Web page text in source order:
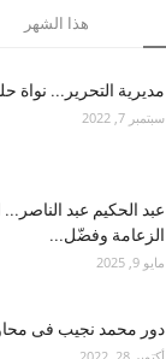
هذا الشهر
مديرية التحرير... نواة
سبتمبر 7, 2022
عبد الحكيم عبد
الزعامة وفضّل...
مايو 9, 2025
دور محمد نجيب فى